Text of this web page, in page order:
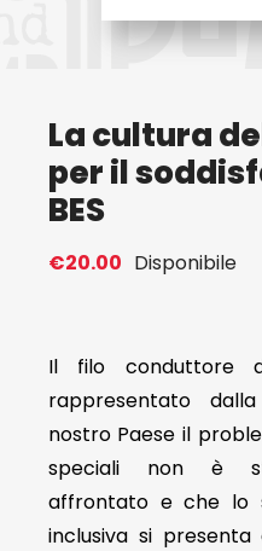
La cultura
per il
BES
€20.00 Disponibile
Il filo conduttore
rappresentato
nostro Paese il
speciali non è
affrontato e che lo
inclusiva si